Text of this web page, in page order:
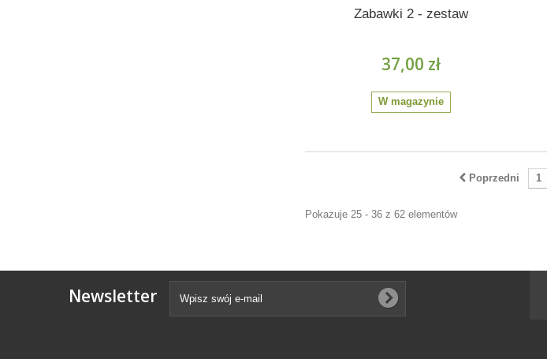
Zabawki 2 - zestaw
37,00 zł
W magazynie
Poprzedni 1
Pokazuje 25 - 36 z 62 elementów
Newsletter